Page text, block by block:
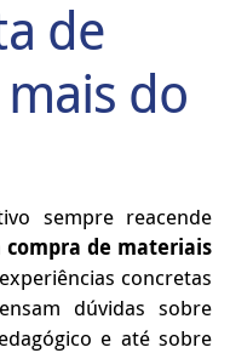
de
do
sempre reacende
compra de materiais
concretas
dúvidas sobre
e até sobre